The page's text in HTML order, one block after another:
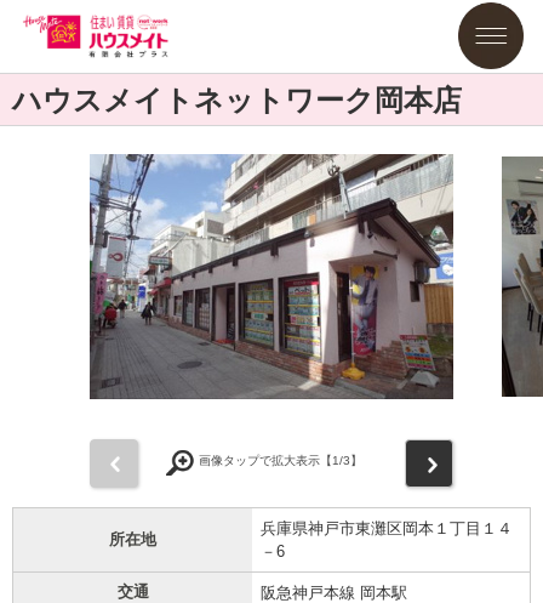
ハウスメイトネットワーク岡本店
画像タップで拡大表示【1/3】
所在地
兵庫県神戸市東灘区岡本１丁目１４
－6
交通 阪急神戸本線 岡本駅